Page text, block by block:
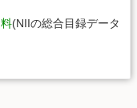
(NIIの総合目録データ